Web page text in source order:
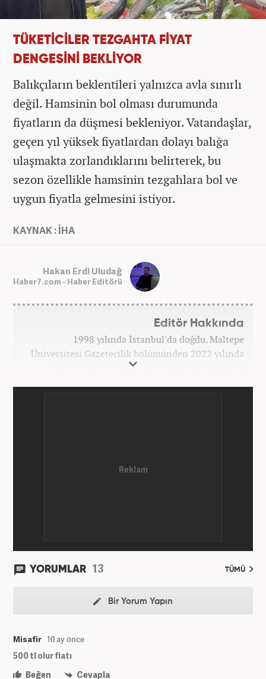
TÜKETİCİLER TEZGAHTA FİYAT
DENGESİNİ BEKLİYOR
Balıkçıların beklentileri yalnızca avla sınırlı
değil. Hamsinin bol olması durumunda
fiyatların da düşmesi bekleniyor. Vatandaşlar,
geçen yıl yüksek fiyatlardan dolayı balığa
ulaşmakta zorlandıklarını belirterek, bu
sezon özellikle hamsinin tezgahlara bol ve
uygun fiyatla gelmesini istiyor.
KAYNAK : İHA
Hakan Erdi Uludağ
Haber7.com - Haber Editörü
Editör Hakkında
1998 yılında İstanbul'da doğdu. Maltepe
Üniversitesi Gazetecilik bölümünden 2022 yılında
mezun oldu. Gazetecilik kariyerine üniversite
YORUMLAR 13 TÜMÜ
Bir Yorum Yapın
Misafir 10 ay önce
500 tl olur fiatı
Beğen
Cevapla